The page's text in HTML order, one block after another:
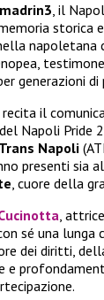
madrin3, il
storica e
napoletana
generazioni di
il
Napoli Pride
Napoli
presenti sia
, cuore della
,
sé una lunga
dei diritti,
e